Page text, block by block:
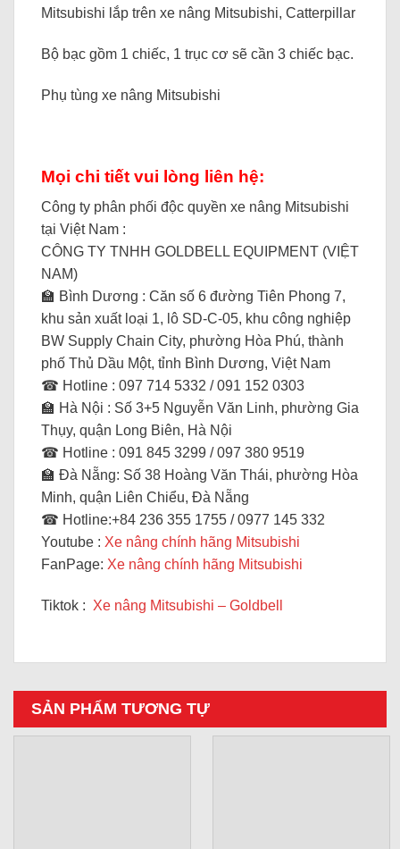
Mitsubishi lắp trên xe nâng Mitsubishi, Catterpillar
Bộ bạc gồm 1 chiếc, 1 trục cơ sẽ cần 3 chiếc bạc.
Phụ tùng xe nâng Mitsubishi
Mọi chi tiết vui lòng liên hệ:
Công ty phân phối độc quyền xe nâng Mitsubishi
tại Việt Nam :
CÔNG TY TNHH GOLDBELL EQUIPMENT (VIỆT
NAM)
🏫 Bình Dương : Căn số 6 đường Tiên Phong 7,
khu sản xuất loại 1, lô SD-C-05, khu công nghiệp
BW Supply Chain City, phường Hòa Phú, thành
phố Thủ Dầu Một, tỉnh Bình Dương, Việt Nam
☎ Hotline : 097 714 5332 / 091 152 0303
🏫 Hà Nội : Số 3+5 Nguyễn Văn Linh, phường Gia
Thụy, quận Long Biên, Hà Nội
☎ Hotline : 091 845 3299 / 097 380 9519
🏫 Đà Nẵng: Số 38 Hoàng Văn Thái, phường Hòa
Minh, quận Liên Chiểu, Đà Nẵng
☎ Hotline:+84 236 355 1755 / 0977 145 332
Youtube : Xe nâng chính hãng Mitsubishi
FanPage: Xe nâng chính hãng Mitsubishi
Tiktok : Xe nâng Mitsubishi – Goldbell
SẢN PHẨM TƯƠNG TỰ